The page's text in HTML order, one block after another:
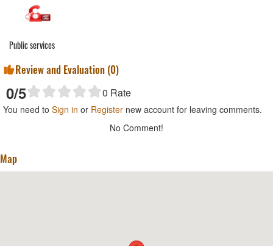
Public services
Review and Evaluation (0)
0/5 0 Rate
You need to Sign in or Register new account for leaving comments.
No Comment!
Map